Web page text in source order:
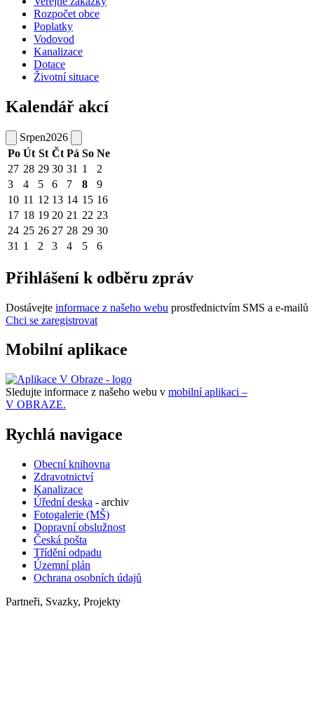
Rozpočet obce
Poplatky
Vodovod
Kanalizace
Dotace
Životní situace
Kalendář akcí
Srpen2026
Po Út St Čt Pá So Ne
27 28 29 30 31 1
2
3
4 5 6 7 8
9
10 11 12 13 14 15 16
17 18 19 20 21 22 23
24 25 26 27 28 29 30
31 1 2 3 4 5 6
Přihlášení k odběru zpráv
Dostávejte informace z našeho webu prostřednictvím SMS a e-mailů
Chci se zaregistrovat
Mobilní aplikace
Sledujte informace z našeho webu v mobilní aplikaci –
V OBRAZE.
Rychlá navigace
Obecní knihovna
Zdravotnictví
Kanalizace
Úřední deska - archiv
Fotogalerie (MŠ)
Dopravní obslužnost
Česká pošta
Třídění odpadu
Územní plán
Ochrana osobních údajů
Partneři, Svazky, Projekty